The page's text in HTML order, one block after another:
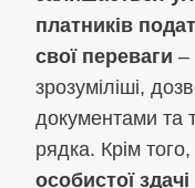
платників
свої переваги –
зрозуміліші,
документами та
рядка. Крім того,
особистої